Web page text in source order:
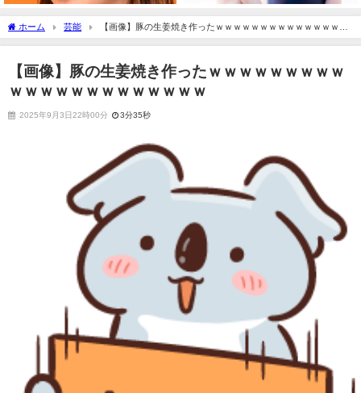
ホーム 芸能
【画像】豚の生姜焼き作ったｗｗｗｗｗｗｗｗｗｗｗｗｗｗｗ
ｗｗｗｗｗｗｗ
【画像】豚の生姜焼き作ったｗｗｗｗｗｗｗｗｗ
ｗｗｗｗｗｗｗｗｗｗｗｗｗ
2025年9月3日22時00分 3分35秒